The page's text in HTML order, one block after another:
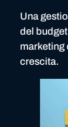
Una
del
marketing
crescita.